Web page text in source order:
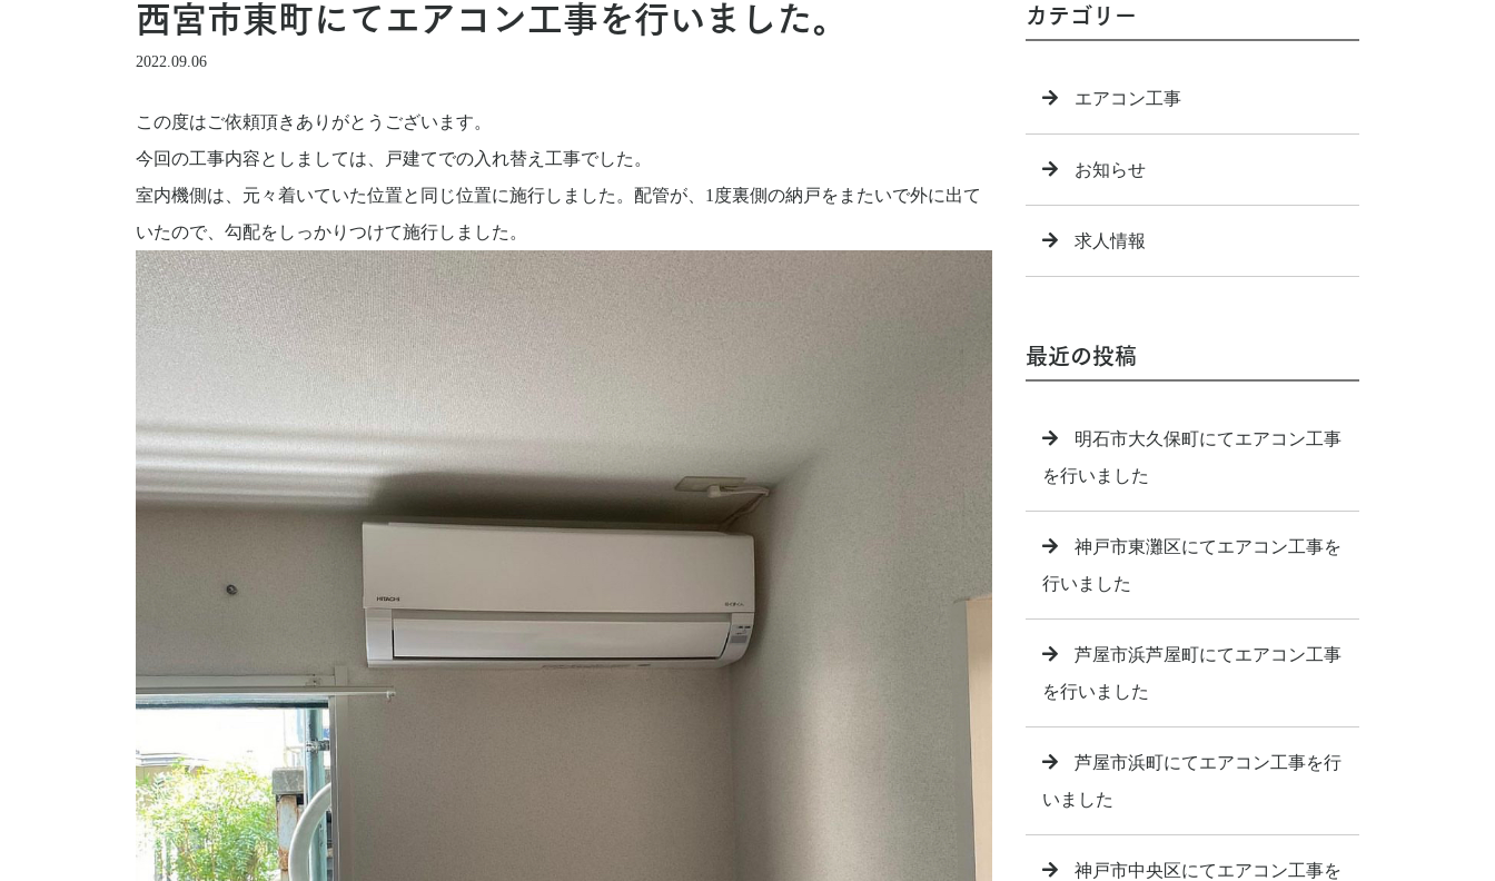
西宮市東町にてエアコン工事を行いました。
2022.09.06
この度はご依頼頂きありがとうございます。
今回の工事内容としましては、戸建てでの入れ替え工事でした。
室内機側は、元々着いていた位置と同じ位置に施行しました。配管が、1度裏側の納戸をまたいで外に出て
いたので、勾配をしっかりつけて施行しました。
カテゴリー
エアコン工事
お知らせ
求人情報
最近の投稿
明石市大久保町にてエアコン工事
を行いました
神戸市東灘区にてエアコン工事を
行いました
芦屋市浜芦屋町にてエアコン工事
を行いました
芦屋市浜町にてエアコン工事を行
いました
神戸市中央区にてエアコン工事を